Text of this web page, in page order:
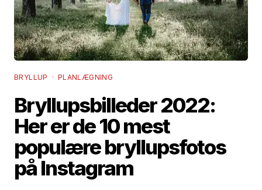
BRYLLUP · PLANLÆGNING
Bryllupsbilleder 2022:
Her er de 10 mest
populære bryllupsfotos
på Instagram